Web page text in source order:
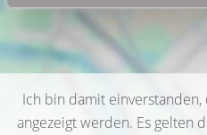
Ich bin damit einverstanden,
angezeigt werden. Es gelten